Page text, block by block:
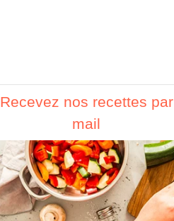
Recevez nos recettes par
mail